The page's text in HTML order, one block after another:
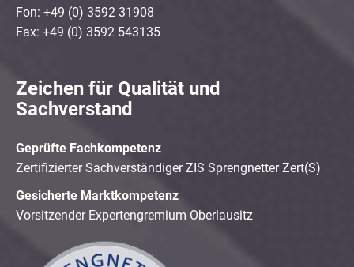
Fon: +49 (0) 3592 31908
Fax: +49 (0) 3592 543135
Zeichen für Qualität und
Sachverstand
Geprüfte Fachkompetenz
Zertifizierter Sachverständiger ZIS Sprengnetter Zert(S)
Gesicherte Marktkompetenz
Vorsitzender Expertengremium Oberlausitz